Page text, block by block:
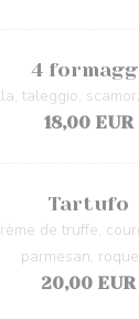
4
taleggio,
18,00 EUR
Tartufo
de truffe,
parmesan,
20,00 EUR